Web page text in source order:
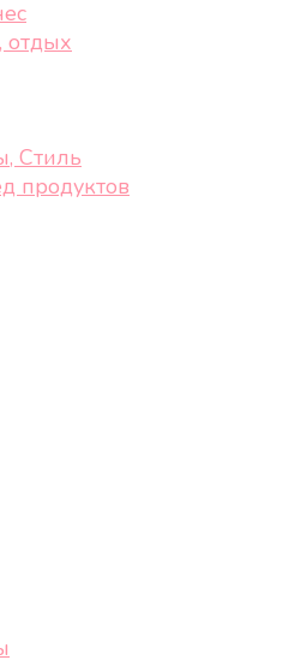
отдых
Стиль
продуктов